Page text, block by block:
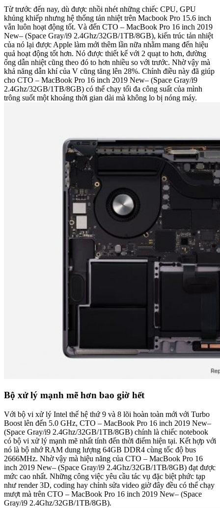
Từ trước đến nay, dù được nhồi nhét những chiếc CPU, GPU
khủng khiếp nhưng hệ thống tản nhiệt trên Macbook Pro 15.6 inch
vẫn luôn hoạt động tốt. Và đến CTO – MacBook Pro 16 inch 2019
New– (Space Gray/i9 2.4Ghz/32GB/1TB/8GB), kiến trúc tản nhiệt
của nó lại được Apple làm mới thêm lần nữa nhằm mang đến hiệu
quả hoạt động tốt hơn. Nó được thiết kế với 2 quạt to hơn, đường
ống dẫn nhiệt cũng theo đó to hơn nhiều so với trước. Nhờ vậy mà
khả năng dẫn khí của V cũng tăng lên 28%. Chính điều này đã giúp
cho CTO – MacBook Pro 16 inch 2019 New– (Space Gray/i9
2.4Ghz/32GB/1TB/8GB) có thể chạy tối đa công suất của mình
trông suốt một khoảng thời gian dài mà không lo bị nóng máy.
Bộ xử lý mạnh mẽ hơn bao giờ hết
Với bộ vi xử lý Intel thế hệ thứ 9 và 8 lõi hoàn toàn mới với Turbo
Boost lên đến 5.0 GHz, CTO – MacBook Pro 16 inch 2019 New–
(Space Gray/i9 2.4Ghz/32GB/1TB/8GB) chính là chiếc notebook
có bộ vi xử lý mạnh mẽ nhất tính đến thời điểm hiện tại. Kết hợp với
nó là bộ nhớ RAM dung lượng 64GB DDR4 cùng tốc độ bus
2666MHz. Nhờ vậy mà hiệu năng của CTO – MacBook Pro 16
inch 2019 New– (Space Gray/i9 2.4Ghz/32GB/1TB/8GB) đạt được
mức cao nhất. Những công việc yêu cầu tác vụ đặc biệt phức tạp
như render 3D, coding hay chỉnh sửa video giờ đây đều có thể chạy
mượt mà trên CTO – MacBook Pro 16 inch 2019 New– (Space
Gray/i9 2.4Ghz/32GB/1TB/8GB).